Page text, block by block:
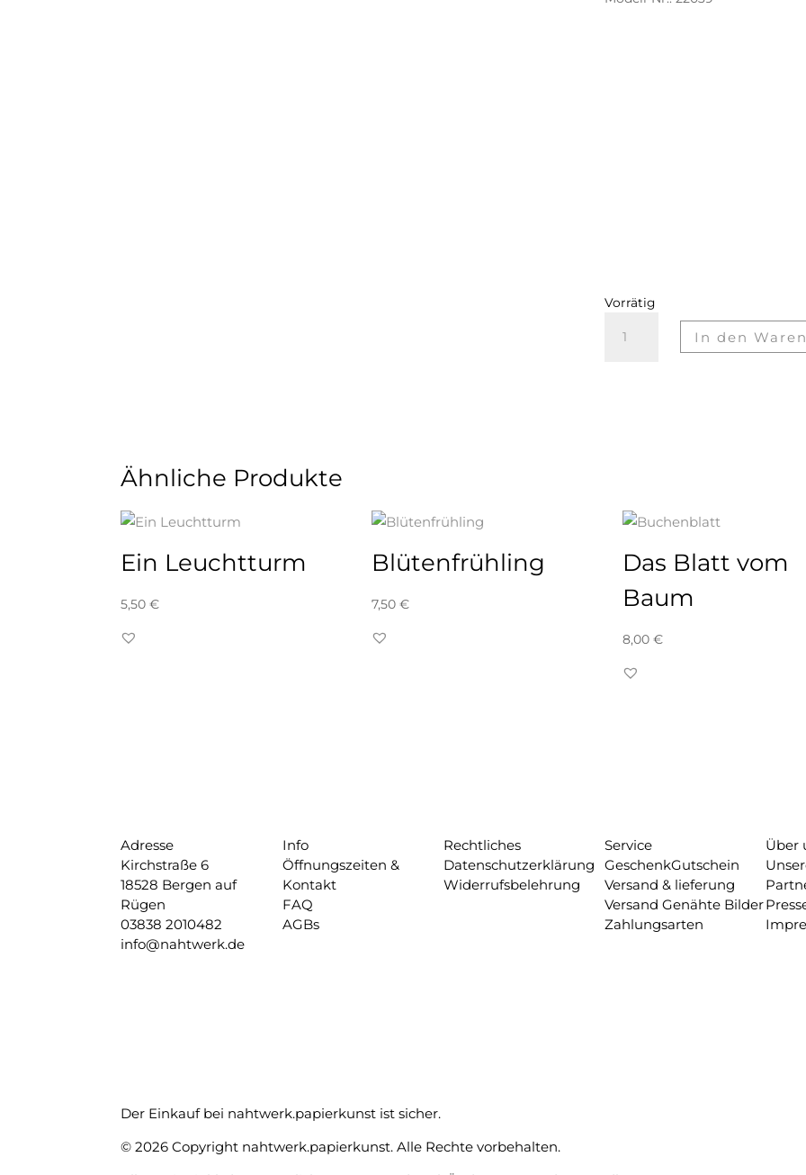
Vorrätig
Silbermond Menge
In den
Ähnliche Produkte
Ein Leuchtturm
5,50€
Blütenfrühling
7,50€
Das Blatt vom
Baum
8,00€
Adresse
Kirchstraße 6
18528 Bergen auf
Rügen
03838 2010482
info@nahtwerk.de
Info
Öffnungszeiten &
Kontakt
FAQ
AGBs
Rechtliches
Datenschutzerklärung
Widerrufsbelehrung
Service
GeschenkGutschein
Versand & lieferung
Versand Genähte Bilder
Zahlungsarten
Über
Der Einkauf bei nahtwerk.papierkunst ist sicher.
© 2026 Copyright nahtwerk.papierkunst. Alle Rechte vorbehalten.